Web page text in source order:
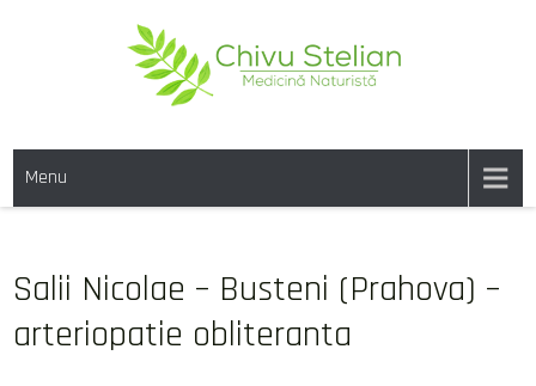
CHIVU-STELIAN.RO
Menu
Salii Nicolae – Busteni (Prahova) –
arteriopatie obliteranta